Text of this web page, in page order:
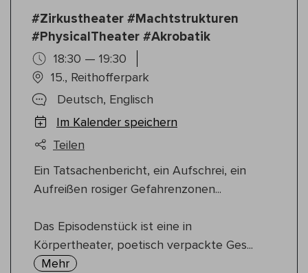
#Zirkustheater #Machtstrukturen
#PhysicalTheater #Akrobatik
18:30 — 19:30
15., Reithofferpark
Deutsch, Englisch
Im Kalender speichern
Teilen
Ein Tatsachenbericht, ein Aufschrei, ein
Aufreißen rosiger Gefahrenzonen...
Das Episodenstück ist eine in
Körpertheater, poetisch verpackte Ges...
Mehr